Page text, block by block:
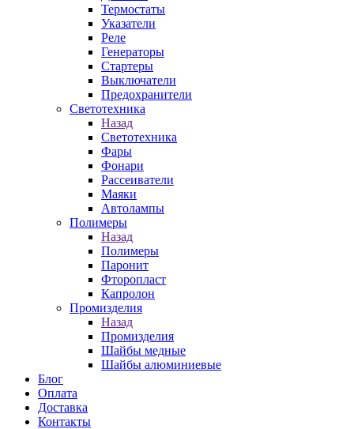
Термостаты
Указатели
Реле
Генераторы
Стартеры
Выключатели
Предохранители
Светотехника
Назад
Светотехника
Фары
Фонари
Рассеиватели
Маяки
Автолампы
Полимеры
Назад
Полимеры
Паронит
Фторопласт
Капролон
Промизделия
Назад
Промизделия
Шайбы медные
Шайбы алюминиевые
Блог
Оплата
Доставка
Контакты